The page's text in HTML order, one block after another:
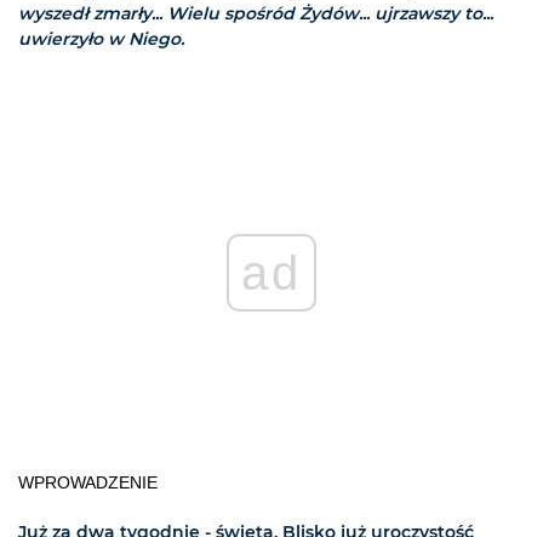
wyszedł zmarły... Wielu spośród Żydów... ujrzawszy to...
uwierzyło w Niego.
ad
WPROWADZENIE
Już za dwa tygodnie - święta. Blisko już uroczystość